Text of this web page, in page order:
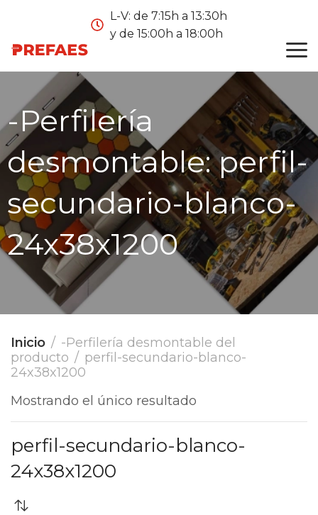
L-V: de 7:15h a 13:30h
y de 15:00h a 18:00h
-Perfilería
desmontable:perfil-
secundario-blanco-
24x38x1200
Inicio
-Perfilería desmontable del
producto
perfil-secundario-blanco-
24x38x1200
Mostrando el único resultado
perfil-secundario-blanco-
24x38x1200